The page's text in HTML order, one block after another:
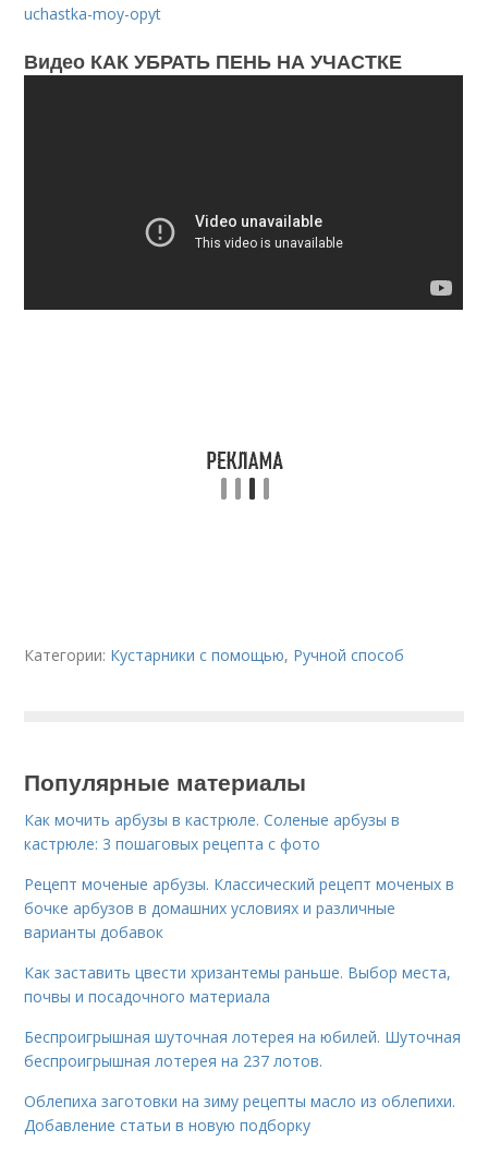
uchastka-moy-opyt
Видео КАК УБРАТЬ ПЕНЬ НА УЧАСТКЕ
Категории: Кустарники с помощью, Ручной способ
Популярные материалы
Как мочить арбузы в кастрюле. Соленые арбузы в
кастрюле: 3 пошаговых рецепта с фото
Рецепт моченые арбузы. Классический рецепт моченых в
бочке арбузов в домашних условиях и различные
варианты добавок
Как заставить цвести хризантемы раньше. Выбор места,
почвы и посадочного материала
Беспроигрышная шуточная лотерея на юбилей. Шуточная
беспроигрышная лотерея на 237 лотов.
Облепиха заготовки на зиму рецепты масло из облепихи.
Добавление статьи в новую подборку